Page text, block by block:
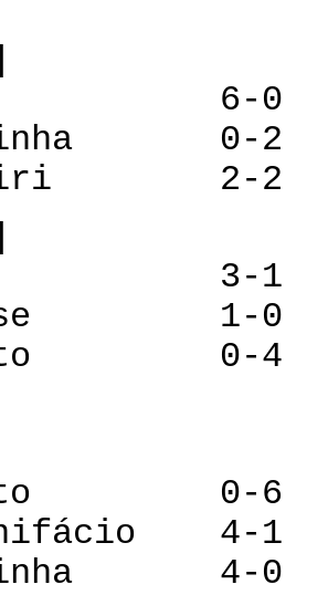
6-0
0-2
2-2
3-1
1-0
0-4
0-6
4-1
4-0